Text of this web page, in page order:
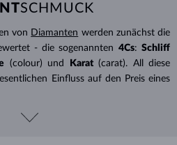
SCHMUCK
von Diamanten werden zunächst die
- die sogenannten 4Cs: Schliff
(colour) und Karat (carat). All diese
Einfluss auf den Preis eines